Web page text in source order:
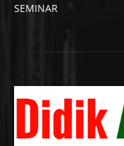
SEMINAR